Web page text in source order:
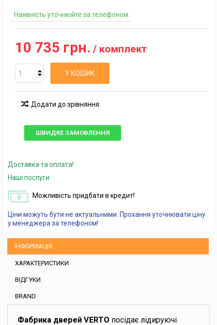
Наявність уточнюйте за телефоном
10 735 грн. / комплект
У КОШИК
Додати до зрівняння
ШВИДКЕ ЗАМОВЛЕННЯ
Доставка та оплата!
Наші послуги
Можливість придбати в кредит!
Ціни можуть бути не актуальними. Прохання уточнювати ціну
у менеджера за телефоном!
ІНФОРМАЦІЯ
ХАРАКТЕРИСТИКИ
ВІДГУКИ
BRAND
Фабрика дверей VERTO посідає лідируючі